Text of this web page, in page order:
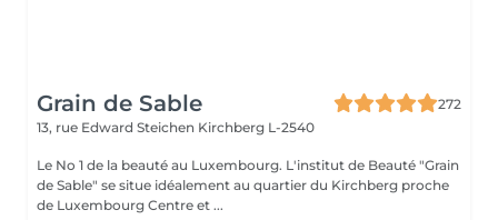
Grain de Sable
272
13, rue Edward Steichen Kirchberg L-2540
Le No 1 de la beauté au Luxembourg. L'institut de Beauté "Grain
de Sable" se situe idéalement au quartier du Kirchberg proche
de Luxembourg Centre et ...